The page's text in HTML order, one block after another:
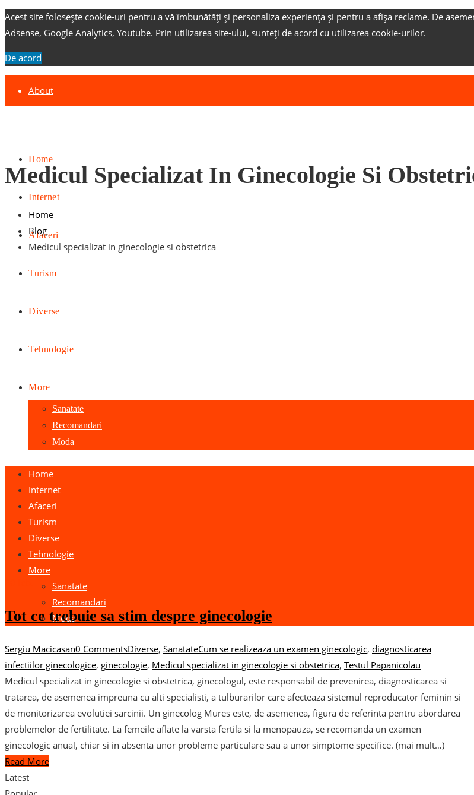
Acest site folosește cookie-uri pentru a vă îmbunătăți și personaliza experiența și pentru a afișa reclame. De
Adsense, Google Analytics, Youtube. Prin utilizarea site-ului, sunteți de acord cu utilizarea cookie-urilor.
De acord
About
Home
Internet
Afaceri
Turism
Diverse
Tehnologie
More
Sanatate
Recomandari
Moda
Home
Internet
Afaceri
Turism
Diverse
Tehnologie
More
Sanatate
Recomandari
Moda
Medicul Specializat In Ginecologie Si
Home
Blog
Medicul specializat in ginecologie si obstetrica
Tot ce trebuie sa stim despre ginecologie
Sergiu Macicasan0 CommentsDiverse, SanatateCum se realizeaza un examen ginecologic, diagnosticarea
infectiilor ginecologice, ginecologie, Medicul specializat in ginecologie si obstetrica, Testul Papanicolau
Medicul specializat in ginecologie si obstetrica, ginecologul, este responsabil de prevenirea, diagnosticarea si
tratarea, de asemenea impreuna cu alti specialisti, a tulburarilor care afecteaza sistemul reproducator feminin si
de monitorizarea evolutiei sarcinii. Un ginecolog Mures este, de asemenea, figura de referinta pentru abordarea
problemelor de fertilitate. La femeile aflate la varsta fertila si la menopauza, se recomanda un examen
ginecologic anual, chiar si in absenta unor probleme particulare sau a unor simptome specifice. (mai mult…)
Read More
Latest